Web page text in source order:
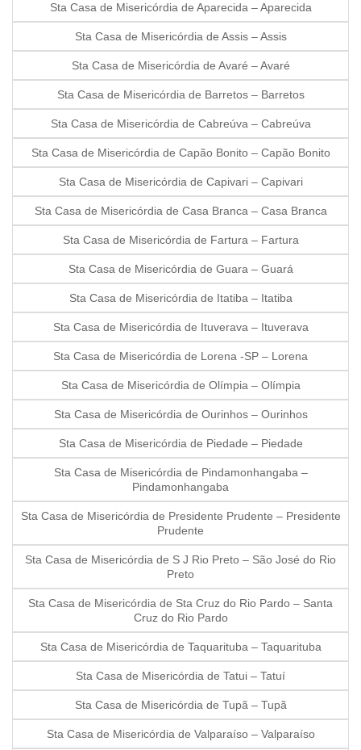
Sta Casa de Misericórdia de Aparecida – Aparecida
Sta Casa de Misericórdia de Assis – Assis
Sta Casa de Misericórdia de Avaré – Avaré
Sta Casa de Misericórdia de Barretos – Barretos
Sta Casa de Misericórdia de Cabreúva – Cabreúva
Sta Casa de Misericórdia de Capão Bonito – Capão Bonito
Sta Casa de Misericórdia de Capivari – Capivari
Sta Casa de Misericórdia de Casa Branca – Casa Branca
Sta Casa de Misericórdia de Fartura – Fartura
Sta Casa de Misericórdia de Guara – Guará
Sta Casa de Misericórdia de Itatiba – Itatiba
Sta Casa de Misericórdia de Ituverava – Ituverava
Sta Casa de Misericórdia de Lorena -SP – Lorena
Sta Casa de Misericórdia de Olímpia – Olímpia
Sta Casa de Misericórdia de Ourinhos – Ourinhos
Sta Casa de Misericórdia de Piedade – Piedade
Sta Casa de Misericórdia de Pindamonhangaba –
Pindamonhangaba
Sta Casa de Misericórdia de Presidente Prudente – Presidente
Prudente
Sta Casa de Misericórdia de S J Rio Preto – São José do Rio
Preto
Sta Casa de Misericórdia de Sta Cruz do Rio Pardo – Santa
Cruz do Rio Pardo
Sta Casa de Misericórdia de Taquarituba – Taquarituba
Sta Casa de Misericórdia de Tatui – Tatuí
Sta Casa de Misericórdia de Tupã – Tupã
Sta Casa de Misericórdia de Valparaíso – Valparaíso